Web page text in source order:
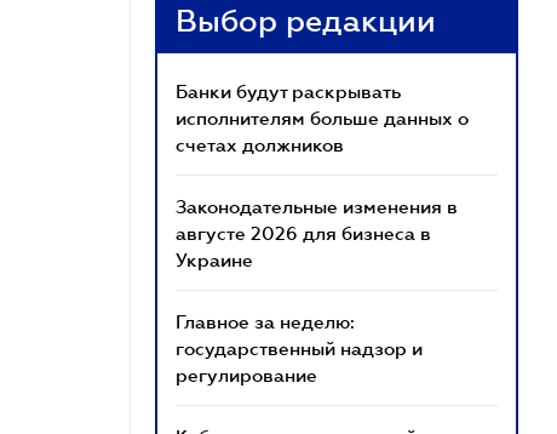
Выбор редакции
Банки будут раскрывать
исполнителям больше данных о
счетах должников
Законодательные изменения в
августе 2026 для бизнеса в
Украине
Главное за неделю:
государственный надзор и
регулирование